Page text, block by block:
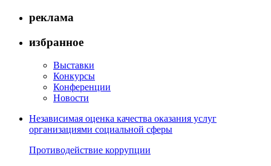
реклама
избранное
Выставки
Конкурсы
Конференции
Новости
Независимая оценка качества оказания услуг
организациями социальной сферы
Противодействие коррупции